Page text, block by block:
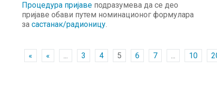
Процедура пријавеподразумева да се део
пријаве обави путем номинационог формулара
за састанак/радионицу.
« « ... 3 4 5 6 7 ... 10